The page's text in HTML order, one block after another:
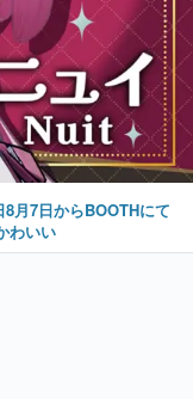
8月7日からBOOTHにて
わいい